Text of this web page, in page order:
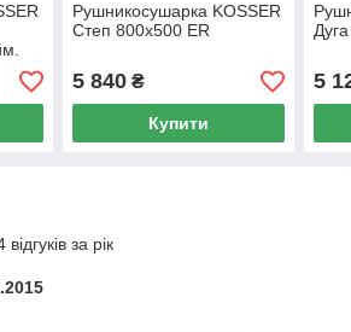
Рушникосушарка KOSSER
Степ 800х500 ER
5 840₴
Купити
5
за рік